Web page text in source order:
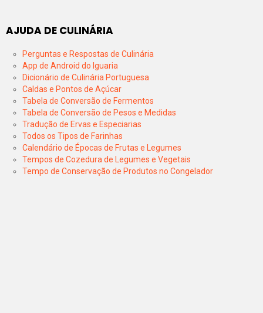
AJUDA DE CULINÁRIA
Perguntas e Respostas de Culinária
App de Android do Iguaria
Dicionário de Culinária Portuguesa
Caldas e Pontos de Açúcar
Tabela de Conversão de Fermentos
Tabela de Conversão de Pesos e Medidas
Tradução de Ervas e Especiarias
Todos os Tipos de Farinhas
Calendário de Épocas de Frutas e Legumes
Tempos de Cozedura de Legumes e Vegetais
Tempo de Conservação de Produtos no Congelador